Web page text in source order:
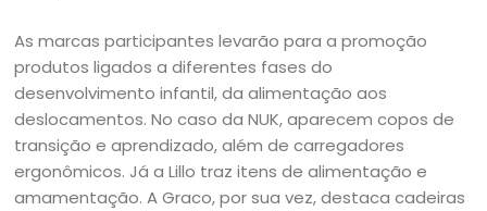
As marcas participantes levarão para a promoção
produtos ligados a diferentes fases do
desenvolvimento infantil, da alimentação aos
deslocamentos. No caso da NUK, aparecem copos de
transição e aprendizado, além de carregadores
ergonômicos. Já a Lillo traz itens de alimentação e
amamentação. A Graco, por sua vez, destaca cadeiras